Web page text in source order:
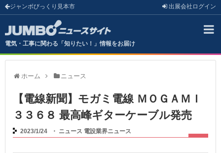
ジャンボびっくり見本市 出展会社 ログイン
電気・工事に関わる「知りたい！」情報をお届け
ホーム ニュース
【電線新聞】モガミ電線 ＭＯＧＡＭＩ
３３６８ 最高峰ギターケーブル発売
2023/1/24 ・ ニュース 電設業界ニュース